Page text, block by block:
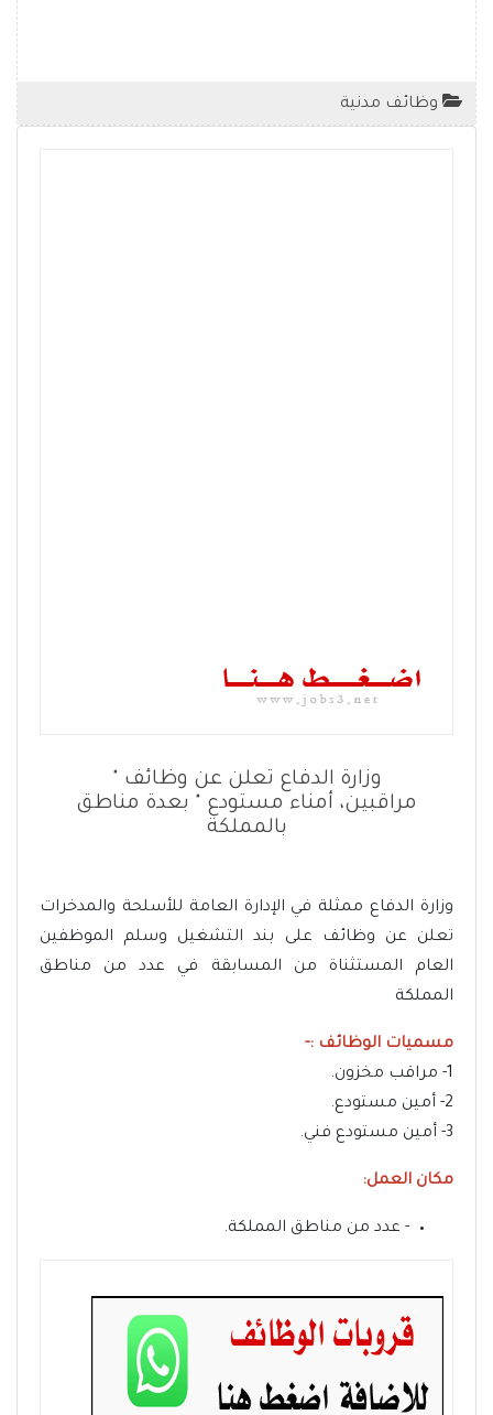
وظائف مدنية
وزارة الدفاع تعلن عن وظائف "
مراقبين، أمناء مستودع " بعدة مناطق
بالمملكة
وزارة الدفاع ممثلة في الإدارة العامة للأسلحة والمدخرات
تعلن عن وظائف على بند التشغيل وسلم الموظفين
العام المستثناة من المسابقة في عدد من مناطق
المملكة
مسميات الوظائف :-
1- مراقب مخزون.
2- أمين مستودع.
3- أمين مستودع فني.
مكان العمل:
- عدد من مناطق المملكة.